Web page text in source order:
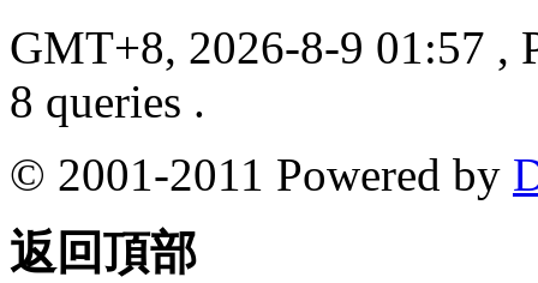
GMT+8, 2026-8-9 01:57 ,
8 queries .
© 2001-2011 Powered by
返回頂部